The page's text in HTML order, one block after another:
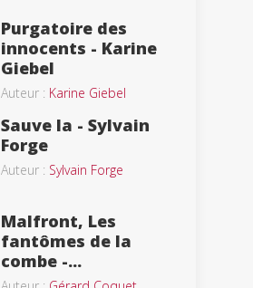
Purgatoire des
innocents - Karine
Giebel
Auteur : Karine Giebel
Sauve la - Sylvain
Forge
Auteur : Sylvain Forge
Malfront, Les
fantômes de la
combe -...